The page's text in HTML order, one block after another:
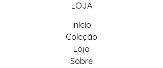
LOJA
Início
Coleção
Loja
Sobre